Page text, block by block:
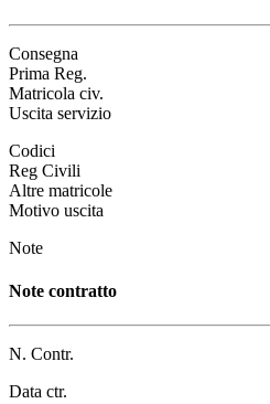
Consegna
Prima Reg.
Matricola civ.
Uscita servizio
Codici
Reg Civili
Altre matricole
Motivo uscita
Note
Note contratto
N. Contr.
Data ctr.